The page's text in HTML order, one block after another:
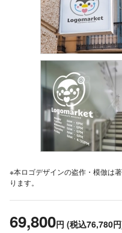
※本ロゴデザインの盗作・模倣は
ります。
69,800円 (税込76,780